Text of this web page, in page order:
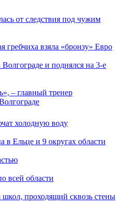
от следствия под чужим
гребчиха взяла «бронзу» Евро
и поднялся на 3-е
– главный тренер
холодную воду
в Ельце и 9 округах области
всей области
проходящий сквозь стены